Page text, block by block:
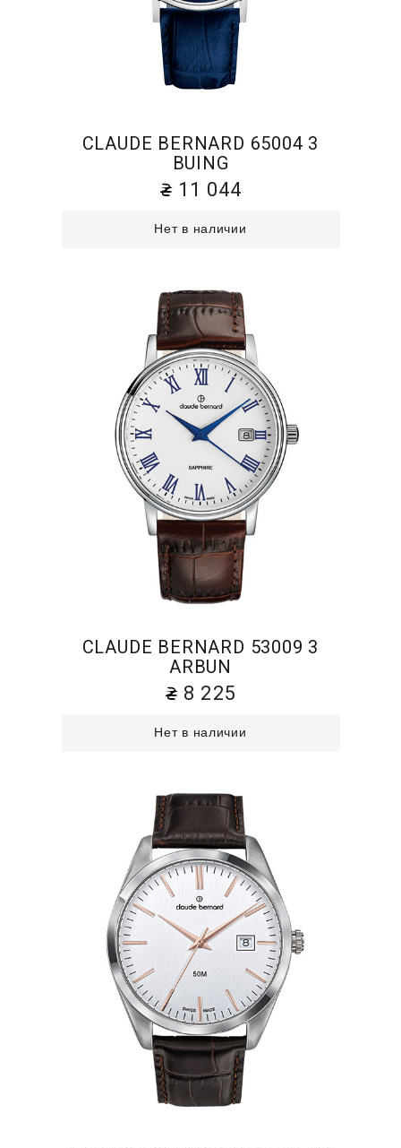
CLAUDE BERNARD 65004 3
BUING
11 044
Нет в наличии
CLAUDE BERNARD 53009 3
ARBUN
8 225
Нет в наличии